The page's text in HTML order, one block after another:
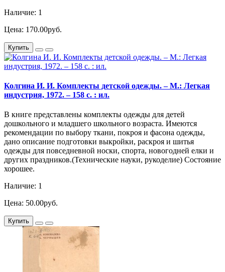
Наличие: 1
Цена: 170.00руб.
Купить
Колгина И. И. Комплекты детской одежды. – М.: Легкая
индустрия, 1972. – 158 с. : ил.
В книге представлены комплекты одежды для детей
дошкольного и младшего школьного возраста. Имеются
рекомендации по выбору ткани, покроя и фасона одежды,
дано описание подготовки выкройки, раскроя и шитья
одежды для повседневной носки, спорта, новогодней елки и
других праздников.(Технические науки, рукоделие) Состояние
хорошее.
Наличие: 1
Цена: 50.00руб.
Купить